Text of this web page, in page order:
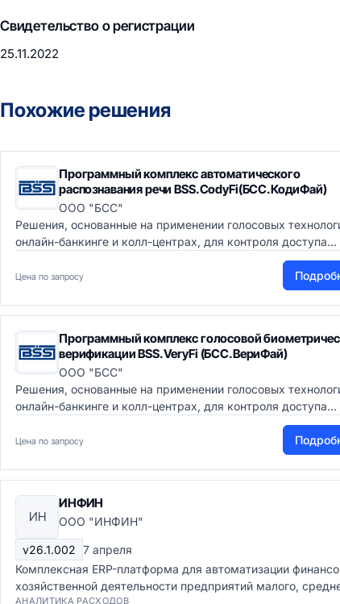
Свидетельство о регистрации
25.11.2022
Похожие решения
Программный комплекс автоматического
распознавания речи BSS.CodyFi(БСС.КодиФай)
ООО "БСС"
Решения, основанные на применении голосовых
онлайн-банкинге и колл-центрах, для контроля доступа...
Цена по запросу
Программный комплекс голосовой
верификации BSS.VeryFi (БСС.ВериФай)
ООО "БСС"
Решения, основанные на применении голосовых
онлайн-банкинге и колл-центрах, для контроля доступа...
Цена по запросу
ИН
ИНФИН
ООО "ИНФИН"
v26.1.002 7 апреля
Комплексная ERP-платформа для автоматизации
хозяйственной деятельности предприятий малого,
АНАЛИТИКА РАСХОДОВ